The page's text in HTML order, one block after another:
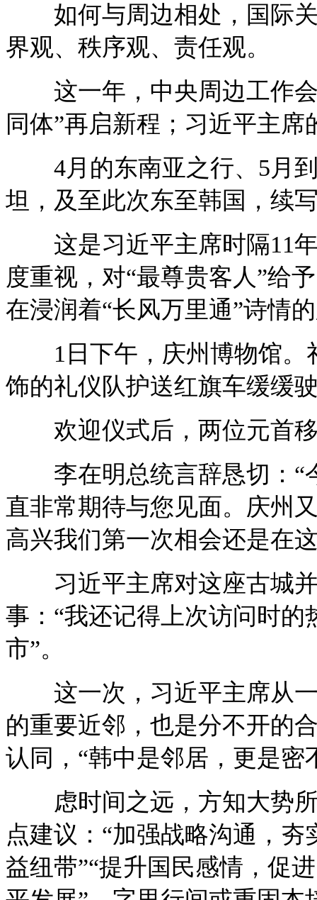
如何与周边相处，国际关
界观、秩序观、责任观。
这一年，中央周边工作会
同体”再启新程；习近平主
4月的东南亚之行、5月到
坦，及至此次东至韩国，续
这是习近平主席时隔11年
度重视，对“最尊贵客人”给
在浸润着“长风万里通”诗情
1日下午，庆州博物馆。
饰的礼仪队护送红旗车缓缓
欢迎仪式后，两位元首移
李在明总统言辞恳切：“
直非常期待与您见面。庆州
高兴我们第一次相会还是在
习近平主席对这座古城并
事：“我还记得上次访问时的
市”。
这一次，习近平主席从一
的重要近邻，也是分不开的
认同，“韩中是邻居，更是密
虑时间之远，方知大势所
点建议：“加强战略沟通，
益纽带”“提升国民感情，促